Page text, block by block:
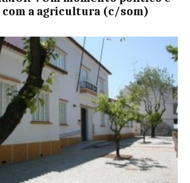
com a agricultura (c/som)